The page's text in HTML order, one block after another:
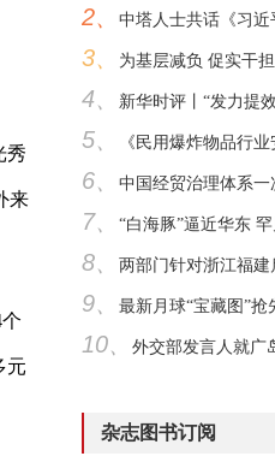
秀
来
元
2、 中塔人士共话《习
3、 为基层减负 促实干
4、 新华时评丨“发力提
5、 《民用爆炸物品行
6、 中国经贸治理体系
7、 “白海豚”逼近华东
8、 两部门针对浙江福
9、 最新月球“宝藏图”抢
10、 外交部发言人就广
杂志图书订阅